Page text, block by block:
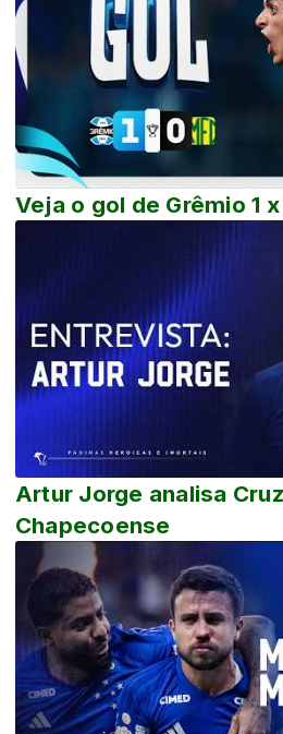
Veja o gol de Grêmio 1
Artur Jorge analisa
Chapecoense